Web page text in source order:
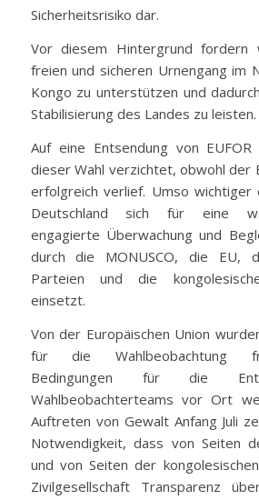
Sicherheitsrisiko dar.
Vor diesem Hintergrund fordern
freien und sicheren Urnengang im
Kongo zu unterstützen und
Stabilisierung des Landes zu leisten.
Auf eine Entsendung von
dieser Wahl verzichtet, obwohl der
erfolgreich verlief. Umso wichtiger
Deutschland sich für eine
engagierte Überwachung und
durch die MONUSCO, die EU,
Parteien und die
einsetzt.
Von der Europäischen Union
für die Wahlbeobachtung
Bedingungen für die
Wahlbeobachterteams vor Ort
Auftreten von Gewalt Anfang Juli
Notwendigkeit, dass von Seiten
und von Seiten der
Zivilgesellschaft Transparenz